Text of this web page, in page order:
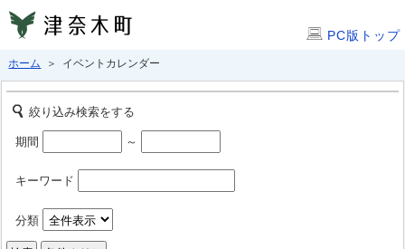
PC版トップ
ホーム ＞ イベントカレンダー
絞り込み検索をする
期間 ～
キーワード
分類